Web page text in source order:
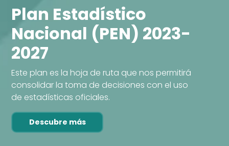
Plan Estadístico
Nacional (PEN) 2023-
2027
Este plan es la hoja de ruta que nos permitirá
consolidar la toma de decisiones con el uso
de estadísticas oficiales.
Descubre más